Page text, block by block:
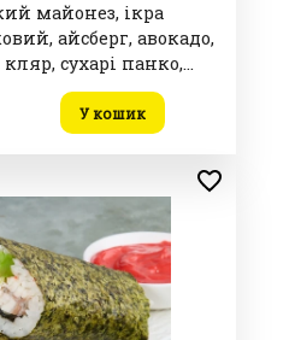
майонез, ікра
айсберг, авокадо,
сухарі панко,
спайсі
У кошик